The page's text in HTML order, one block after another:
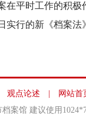
在平时工作的积
实行的新《档案
观点论述
网站首
案馆 建议使用